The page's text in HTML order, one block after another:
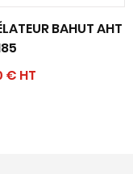
BAHUT AHT
€ HT